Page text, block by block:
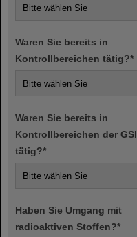
Waren Sie bereits in
Kontrollbereichen tätig?*
Waren Sie bereits in
Kontrollbereichen der GSI
tätig?*
Haben Sie Umgang mit
radioaktiven Stoffen?*